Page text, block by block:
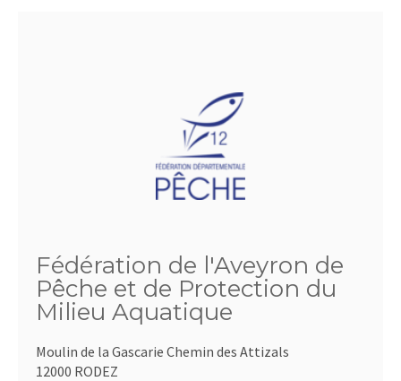
Fédération de l'Aveyron de
Pêche et de Protection du
Milieu Aquatique
Moulin de la Gascarie Chemin des Attizals
12000 RODEZ